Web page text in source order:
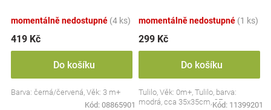
BabyOno
momentálně nedostupné (4 ks)
419 Kč
Do košíku
Barva: černá/červená, Věk: 3 m+
Kód: 08865901
momentálně nedostupné (1 ks)
299 Kč
Do košíku
Tulilo, Věk: 0m+, Tulilo, barva:
modrá, cca 35x35cm, CE
Kód: 11399201